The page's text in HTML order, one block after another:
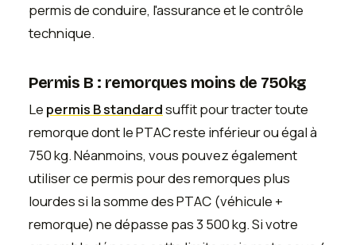
permis de conduire, l'assurance et le contrôle
technique.
Permis B : remorques moins de 750kg
Le permis B standardsuffit pour tracter toute
remorque dont le PTAC reste inférieur ou égal à
750 kg. Néanmoins, vous pouvez également
utiliser ce permis pour des remorques plus
lourdes si la somme des PTAC (véhicule +
remorque) ne dépasse pas 3 500 kg. Si votre